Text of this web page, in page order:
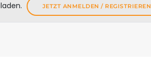
JETZT ANMELDEN / REGISTRIEREN